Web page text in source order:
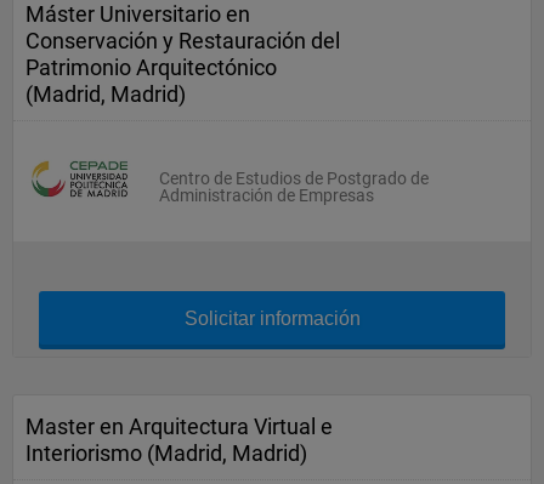
Máster Universitario en
Conservación y Restauración del
Patrimonio Arquitectónico
(Madrid, Madrid)
Centro de Estudios de Postgrado de
Administración de Empresas
Solicitar información
Master en Arquitectura Virtual e
Interiorismo (Madrid, Madrid)